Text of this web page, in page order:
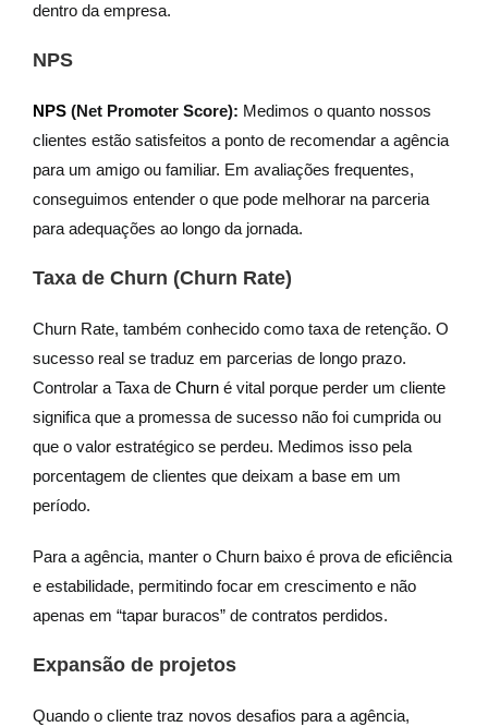
dentro da empresa.
NPS
NPS (Net Promoter Score): Medimos o quanto nossos
clientes estão satisfeitos a ponto de recomendar a agência
para um amigo ou familiar. Em avaliações frequentes,
conseguimos entender o que pode melhorar na parceria
para adequações ao longo da jornada.
Taxa de Churn (Churn Rate)
Churn Rate, também conhecido como taxa de retenção. O
sucesso real se traduz em parcerias de longo prazo.
Controlar a Taxa de Churn é vital porque perder um cliente
significa que a promessa de sucesso não foi cumprida ou
que o valor estratégico se perdeu. Medimos isso pela
porcentagem de clientes que deixam a base em um
período.
Para a agência, manter o Churn baixo é prova de eficiência
e estabilidade, permitindo focar em crescimento e não
apenas em “tapar buracos” de contratos perdidos.
Expansão de projetos
Quando o cliente traz novos desafios para a agência,